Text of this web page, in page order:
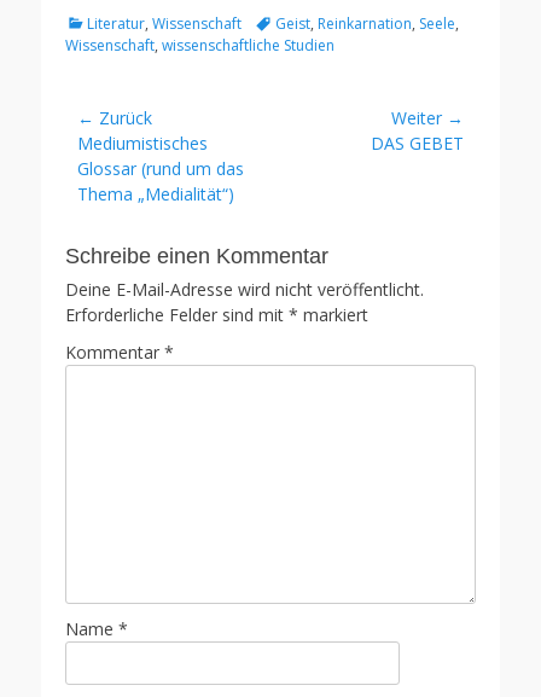
Kategorien
Literatur, Wissenschaft TagsGeist, Reinkarnation, Seele,
Wissenschaft, wissenschaftliche Studien
Beitragsnavigation
← Zurück
Vorhergehender
Beitrag:
Mediumistisches
Glossar (rund um das
Thema „Medialität“)
Weiter →
DAS GEBET
Schreibe einen Kommentar
Deine E-Mail-Adresse wird nicht veröffentlicht.
Erforderliche Felder sind mit * markiert
Kommentar *
Name *